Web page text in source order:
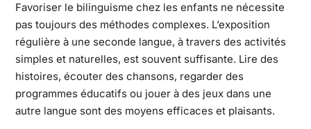
Favoriser le bilinguisme chez les enfants ne nécessite
pas toujours des méthodes complexes. L’exposition
régulière à une seconde langue, à travers des activités
simples et naturelles, est souvent suffisante. Lire des
histoires, écouter des chansons, regarder des
programmes éducatifs ou jouer à des jeux dans une
autre langue sont des moyens efficaces et plaisants.